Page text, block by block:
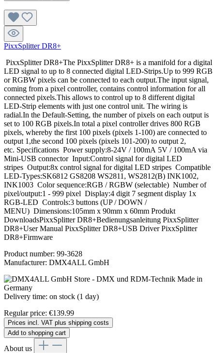
PixxSplitter DR8+
PixxSplitter DR8+The PixxSplitter DR8+ is a manifold for a digital
LED signal to up to 8 connected digital LED-Strips.Up to 999 RGB
or RGBW pixels can be connected to each output.The input signal,
coming from a pixel controller, contains control information for all
connected pixels.This allows to control up to 8 different digital
LED-Strip elements with just one control unit. The wiring is
radial.In the Default-Setting, the number of pixels on each output is
set to 100 RGB pixels.In total a pixel controller drives 800 RGB
pixels, whereby the first 100 pixels (pixels 1-100) are connected to
output 1,the second 100 pixels (pixels 101-200) to output 2,
etc. Specifications Power supply:8-24V / 100mA 5V / 100mA via
Mini-USB connector Input:Control signal for digital LED
stripes Output:8x control signal for digital LED stripes Compatible
LED-Types:SK6812 GS8208 WS2811, WS2812(B) INK1002,
INK1003 Color sequence:RGB / RGBW (selectable) Number of
pixel/output:1 - 999 pixel Display:4 digit 7 segment display 1x
RGB-LED Controls:3 buttons (UP / DOWN /
MENU) Dimensions:105mm x 90mm x 60mm Produkt
DownloadsPixxSplitter DR8+Bedienungsanleitung PixxSplitter
DR8+User Manual PixxSplitter DR8+USB Driver PixxSplitter
DR8+Firmware
Product number: 99-3628
Manufacturer: DMX4ALL GmbH
Delivery time: on stock (1 day)
Regular price: €139.99
Prices incl. VAT plus shipping costs
Add to shopping cart
About us